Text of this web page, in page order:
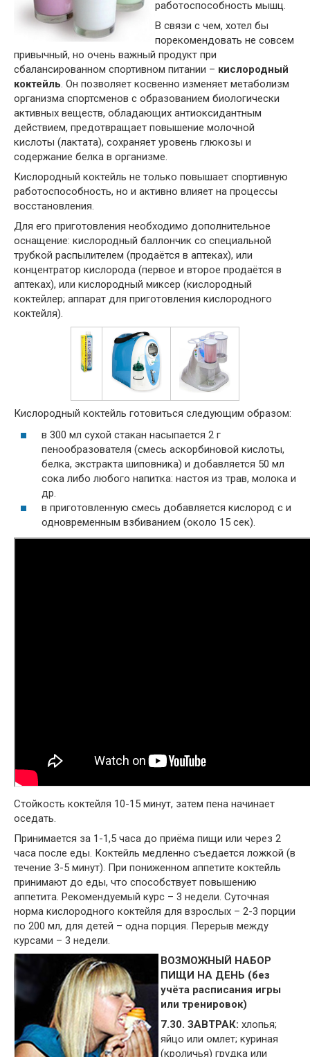
работоспособность мышц.
В связи с чем, хотел бы
порекомендовать не совсем
привычный, но очень важный продукт при
сбалансированном спортивном питании – кислородный
коктейль. Он позволяет косвенно изменяет метаболизм
организма спортсменов с образованием биологически
активных веществ, обладающих антиоксидантным
действием, предотвращает повышение молочной
кислоты (лактата), сохраняет уровень глюкозы и
содержание белка в организме.
Кислородный коктейль не только повышает спортивную
работоспособность, но и активно влияет на процессы
восстановления.
Для его приготовления необходимо дополнительное
оснащение: кислородный баллончик со специальной
трубкой распылителем (продаётся в аптеках), или
концентратор кислорода (первое и второе продаётся в
аптеках), или кислородный миксер (кислородный
коктейлер; аппарат для приготовления кислородного
коктейля).
Кислородный коктейль готовиться следующим образом:
в 300 мл сухой стакан насыпается 2 г
пенообразователя (смесь аскорбиновой кислоты,
белка, экстракта шиповника) и добавляется 50 мл
сока либо любого напитка: настоя из трав, молока и
др.
в приготовленную смесь добавляется кислород с и
одновременным взбиванием (около 15 сек).
Стойкость коктейля 10-15 минут, затем пена начинает
оседать.
Принимается за 1-1,5 часа до приёма пищи или через 2
часа после еды. Коктейль медленно съедается ложкой (в
течение 3-5 минут). При пониженном аппетите коктейль
принимают до еды, что способствует повышению
аппетита. Рекомендуемый курс – 3 недели. Суточная
норма кислородного коктейля для взрослых – 2-3 порции
по 200 мл, для детей – одна порция. Перерыв между
курсами – 3 недели.
ВОЗМОЖНЫЙ НАБОР
ПИЩИ НА ДЕНЬ (без
учёта расписания игры
или тренировок)
7.30. ЗАВТРАК: хлопья;
яйцо или омлет; куриная
(кроличья) грудка или